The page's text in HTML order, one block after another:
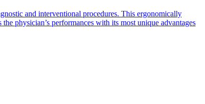
and interventional procedures. This ergonomically
physician’s performances with its most unique advantages